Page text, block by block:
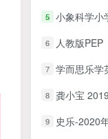
5 小象科学小学一二
6 人教版PEP（三年级起
7 学而思乐学英语口
8 龚小宝
9 史乐-2020